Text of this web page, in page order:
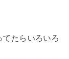
てたらいろいろ